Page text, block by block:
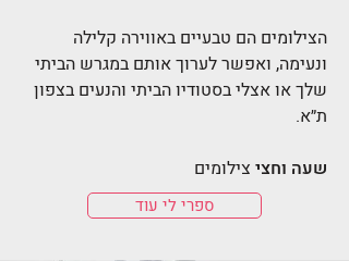
הצילומים הם טבעיים באווירה קלילה
ונעימה, ואפשר לערוך אותם במגרש הביתי
שלך או אצלי בסטודיו הביתי והנעים בצפון
ת״א.
שעה וחצי צילומים
ספרי לי עוד